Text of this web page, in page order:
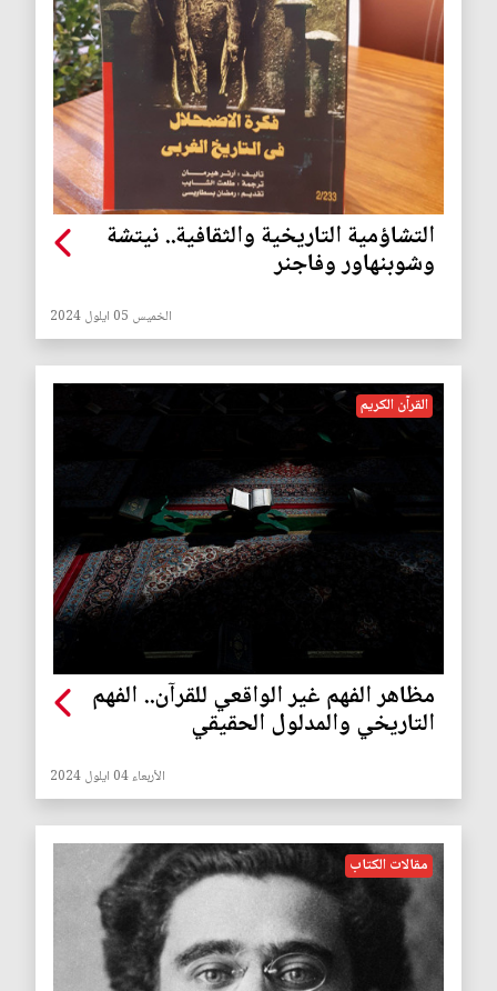
التشاؤمية التاريخية والثقافية.. نيتشة
وشوبنهاور وفاجنر
الخميس 05 ايلول 2024
القرآن الكريم
مظاهر الفهم غير الواقعي للقرآن.. الفهم
التاريخي والمدلول الحقيقي
الأربعاء 04 ايلول 2024
مقالات الكتاب